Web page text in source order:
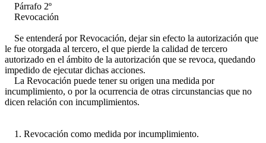
Párrafo 2º
Revocación
Se entenderá por Revocación, dejar sin efecto la autorización que
le fue otorgada al tercero, el que pierde la calidad de tercero
autorizado en el ámbito de la autorización que se revoca, quedando
impedido de ejecutar dichas acciones.
La Revocación puede tener su origen una medida por
incumplimiento, o por la ocurrencia de otras circunstancias que no
dicen relación con incumplimientos.
1. Revocación como medida por incumplimiento.